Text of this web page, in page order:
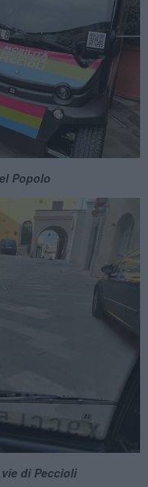
Popolo
di Peccioli